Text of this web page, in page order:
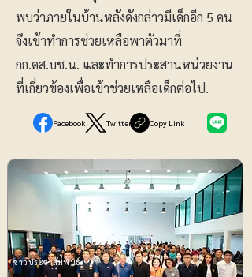
พบว่าภายในบ้านหลังดังกล่าวมีเด็กอีก 5 คน
จึงเข้าทำการช่วยเหลือพาตัวมาที่
กก.ดส.บช.น. และทำการประสานหน่วยงาน
ที่เกี่ยวข้องเพื่อเข้าช่วยเหลือเด็กต่อไป.
Facebook Twitter Copy Link
ข่าวประชาสัมพันธ์